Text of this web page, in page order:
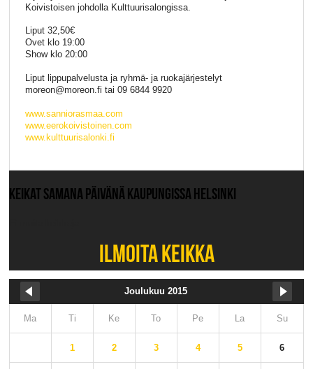
Koivistoisen johdolla Kulttuurisalongissa.
Liput 32,50€
Ovet klo 19:00
Show klo 20:00
Liput lippupalvelusta ja ryhmä- ja ruokajärjestelyt
moreon@moreon.fi tai 09 6844 9920
www.sanniorasmaa.com
www.eerokoivistoinen.com
www.kulttuurisalonki.fi
KEIKAT SAMANA PÄIVÄNÄ KAUPUNGISSA HELSINKI
ILMOITA KEIKKA
Joulukuu 2015
Ma Ti Ke To Pe La Su
1 2 3 4 5 6